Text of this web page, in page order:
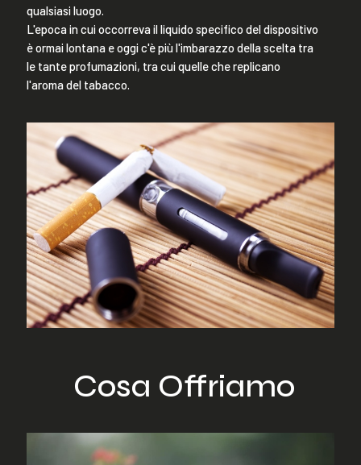
qualsiasi luogo.
L'epoca in cui occorreva il liquido specifico del dispositivo
è ormai lontana e oggi c'è più l'imbarazzo della scelta tra
le tante profumazioni, tra cui quelle che replicano
l'aroma del tabacco.
Cosa Offriamo